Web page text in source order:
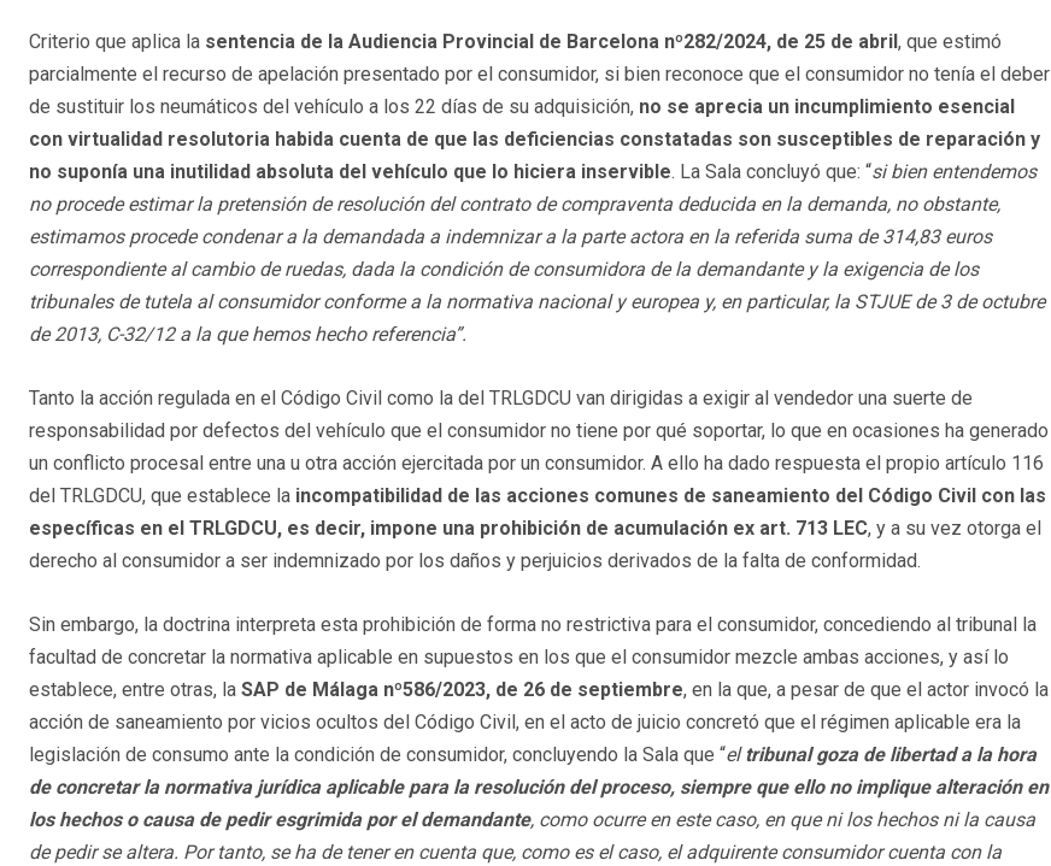
Criterio que aplica la sentencia de la Audiencia Provincial de Barcelona nº282/2024, de 25 de abril , que estimó
parcialmente el recurso de apelación presentado por el consumidor, si bien reconoce que el consumidor no tenía el deber
de sustituir los neumáticos del vehículo a los 22 días de su adquisición, no se aprecia un incumplimiento esencial
con virtualidad resolutoria habida cuenta de que las deficiencias constatadas son susceptibles de reparación y
no suponía una inutilidad absoluta del vehículo que lo hiciera inservible. La Sala concluyó que: “si bien entendemos
no procede estimar la pretensión de resolución del contrato de compraventa deducida en la demanda, no obstante,
estimamos procede condenar a la demandada a indemnizar a la parte actora en la referida suma de 314,83 euros
correspondiente al cambio de ruedas, dada la condición de consumidora de la demandante y la exigencia de los
tribunales de tutela al consumidor conforme a la normativa nacional y europea y, en particular, la STJUE de 3 de octubre
de 2013, C-32/12 a la que hemos hecho referencia”.
Tanto la acción regulada en el Código Civil como la del TRLGDCU van dirigidas a exigir al vendedor una suerte de
responsabilidad por defectos del vehículo que el consumidor no tiene por qué soportar, lo que en ocasiones ha generado
un conflicto procesal entre una u otra acción ejercitada por un consumidor. A ello ha dado respuesta el propio artículo 116
del TRLGDCU, que establece la incompatibilidad de las acciones comunes de saneamiento del Código Civil con las
específicas en el TRLGDCU, es decir, impone una prohibición de acumulación ex art. 713 LEC, y a su vez otorga el
derecho al consumidor a ser indemnizado por los daños y perjuicios derivados de la falta de conformidad.
Sin embargo, la doctrina interpreta esta prohibición de forma no restrictiva para el consumidor, concediendo al tribunal la
facultad de concretar la normativa aplicable en supuestos en los que el consumidor mezcle ambas acciones, y así lo
establece, entre otras, la SAP de Málaga nº586/2023, de 26 de septiembre, en la que, a pesar de que el actor invocó la
acción de saneamiento por vicios ocultos del Código Civil, en el acto de juicio concretó que el régimen aplicable era la
legislación de consumo ante la condición de consumidor, concluyendo la Sala que “eltribunal goza de libertad a la hora
de concretar la normativa jurídica aplicable para la resolución del proceso, siempre que ello no implique alteración en
los hechos o causa de pedir esgrimida por el demandante, como ocurre en este caso, en que ni los hechos ni la causa
de pedir se altera. Por tanto, se ha de tener en cuenta que, como es el caso, el adquirente consumidor cuenta con la